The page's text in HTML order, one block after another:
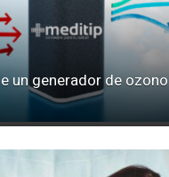
un generador de ozono